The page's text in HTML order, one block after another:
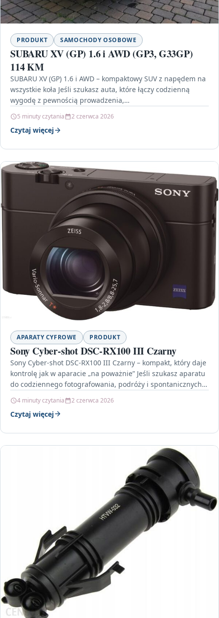
PRODUKT SAMOCHODY OSOBOWE
SUBARU XV (GP) 1.6 i AWD (GP3, G33GP)
114 KM
SUBARU XV (GP) 1.6 i AWD – kompaktowy SUV z napędem na
wszystkie koła Jeśli szukasz auta, które łączy codzienną
wygodę z pewnością prowadzenia,…
5 minuty czytania 2 czerwca 2026
Czytaj więcej
APARATY CYFROWE PRODUKT
Sony Cyber-shot DSC-RX100 III Czarny
Sony Cyber-shot DSC-RX100 III Czarny – kompakt, który daje
kontrolę jak w aparacie „na poważnie” Jeśli szukasz aparatu
do codziennego fotografowania, podróży i spontanicznych…
4 minuty czytania 2 czerwca 2026
Czytaj więcej